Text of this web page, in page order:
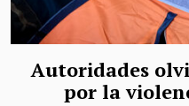
Autoridades
por la